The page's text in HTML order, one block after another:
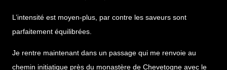
L’intensité est moyen-plus, par contre les saveurs sont
parfaitement équilibrées.
Je rentre maintenant dans un passage qui me renvoie au
chemin initiatique près du monastère de Chevetogne avec le